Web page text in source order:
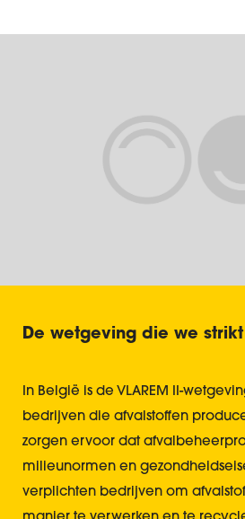
De wetgeving die we
In België is de VLAREM II-
bedrijven die afvalstoffen
zorgen ervoor dat
milieunormen en
verplichten bedrijven om